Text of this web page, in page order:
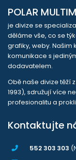
POLAR
je divize se
děláme vše, co se
grafiky, weby. Našim
komunikace s
dodavatelem.
Obě naše divize těží
1993), sdružují více
profesionalitu a
Kontaktujte
552 303 303